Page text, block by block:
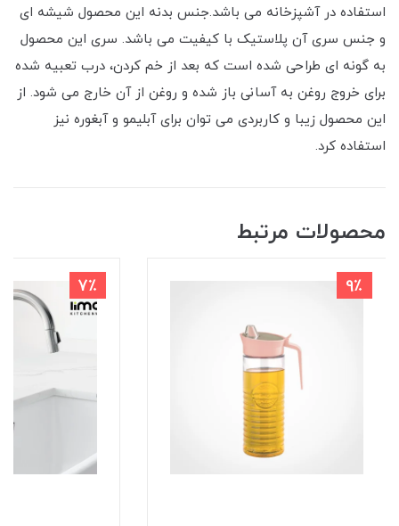
استفاده در آشپزخانه می باشد.جنس بدنه این محصول شیشه ای
و جنس سری آن پلاستیک با کیفیت می باشد. سری این محصول
به گونه ای طراحی شده است که بعد از خم کردن، درب تعبیه شده
برای خروج روغن به آسانی باز شده و روغن از آن خارج می شود. از
این محصول زیبا و کاربردی می توان برای آبلیمو و آبغوره نیز
استفاده کرد.
محصولات مرتبط
9٪ 7٪